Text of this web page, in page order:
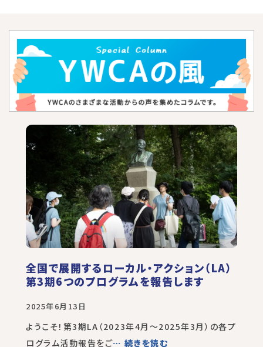
全国で展開するローカル・アクション（LA）
第3期6つのプログラムを報告します
2025年6月13日
ようこそ！第3期LA（2023年4月～2025年3月）の各プ
ログラム活動報告をご… 続きを読む